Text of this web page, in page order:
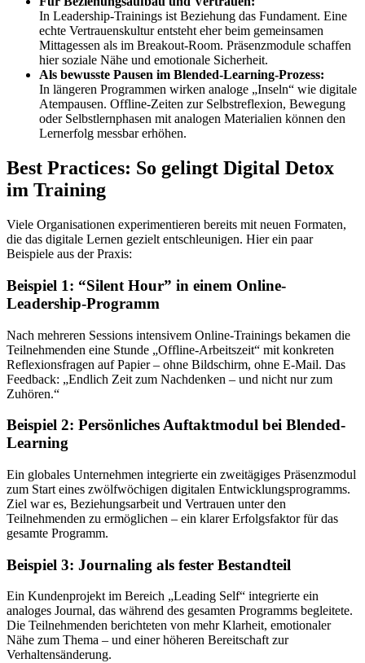
In Leadership-Trainings ist Beziehung das Fundament. Eine
echte Vertrauenskultur entsteht eher beim gemeinsamen
Mittagessen als im Breakout-Room. Präsenzmodule schaffen
hier soziale Nähe und emotionale Sicherheit.
Als bewusste Pausen im Blended-Learning-Prozess:
In längeren Programmen wirken analoge „Inseln“ wie digitale
Atempausen. Offline-Zeiten zur Selbstreflexion, Bewegung
oder Selbstlernphasen mit analogen Materialien können den
Lernerfolg messbar erhöhen.
Best Practices: So gelingt Digital Detox
im Training
Viele Organisationen experimentieren bereits mit neuen Formaten,
die das digitale Lernen gezielt entschleunigen. Hier ein paar
Beispiele aus der Praxis:
Beispiel 1: “Silent Hour” in einem Online-
Leadership-Programm
Nach mehreren Sessions intensivem Online-Trainings bekamen die
Teilnehmenden eine Stunde „Offline-Arbeitszeit“ mit konkreten
Reflexionsfragen auf Papier – ohne Bildschirm, ohne E-Mail. Das
Feedback: „Endlich Zeit zum Nachdenken – und nicht nur zum
Zuhören.“
Beispiel 2: Persönliches Auftaktmodul bei Blended-
Learning
Ein globales Unternehmen integrierte ein zweitägiges Präsenzmodul
zum Start eines zwölfwöchigen digitalen Entwicklungsprogramms.
Ziel war es, Beziehungsarbeit und Vertrauen unter den
Teilnehmenden zu ermöglichen – ein klarer Erfolgsfaktor für das
gesamte Programm.
Beispiel 3: Journaling als fester Bestandteil
Ein Kundenprojekt im Bereich „Leading Self“ integrierte ein
analoges Journal, das während des gesamten Programms begleitete.
Die Teilnehmenden berichteten von mehr Klarheit, emotionaler
Nähe zum Thema – und einer höheren Bereitschaft zur
Verhaltensänderung.